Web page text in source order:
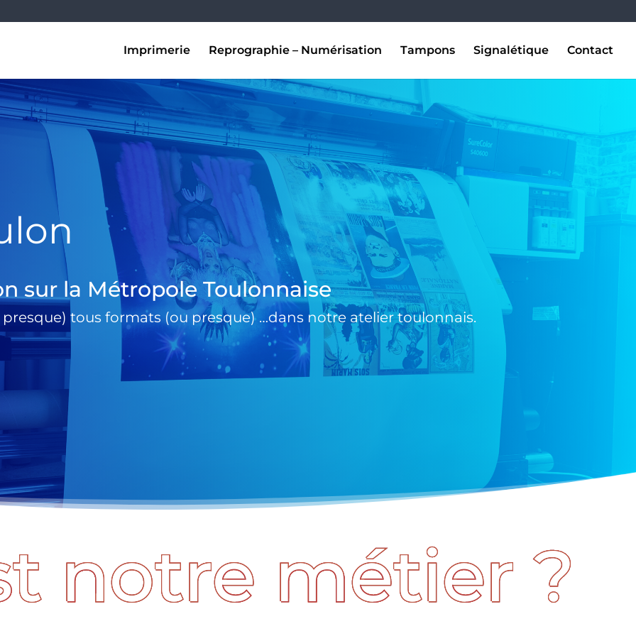
Imprimerie Reprographie – Numérisation Tampons Signalétique Contact
sur la Métropole Toulonnaise
tous formats (ou presque) …dans notre atelier toulonnais.